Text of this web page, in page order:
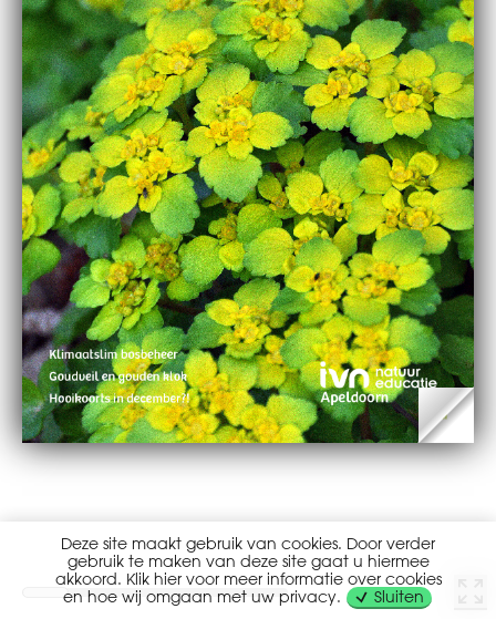
Deze site maakt gebruik van cookies. Door verder
gebruik te maken van deze site gaat u hiermee
akkoord. Klik hier voor meer informatie over cookies
en hoe wij omgaan met uw privacy.
Sluiten